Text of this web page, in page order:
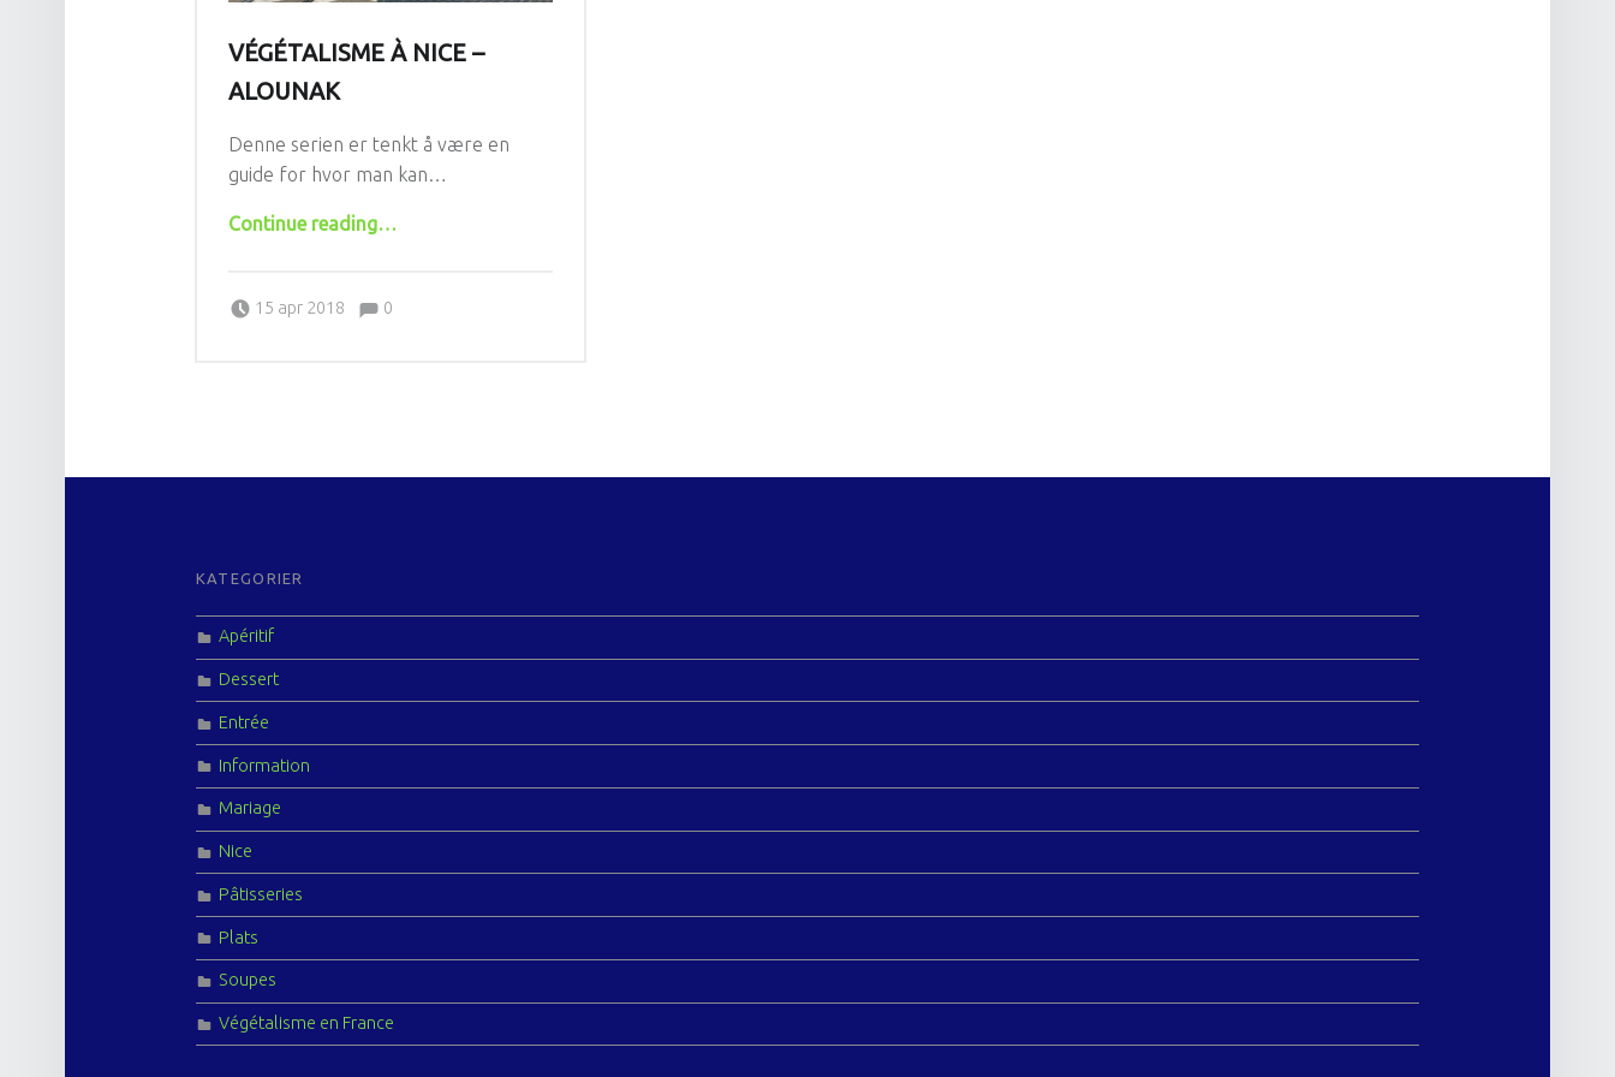
VÉGÉTALISME À NICE –
ALOUNAK
Denne serien er tenkt å være en
guide for hvor man kan…
Continue reading…
15 apr 2018
LaChirp Comments:0
FOOTER SIDEBAR
KATEGORIER
Apéritif
Dessert
Entrée
Information
Mariage
Nice
Pâtisseries
Plats
Soupes
Végétalisme en France